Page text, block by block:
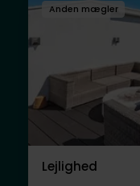
Anden mægler
Lejlighed